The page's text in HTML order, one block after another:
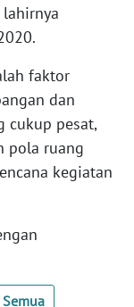
faktor
dan
cukup pesat,
pola ruang
kegiatan